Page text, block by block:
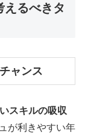
えるべきタ
ャンス
スキルの吸収
が利きやすい年